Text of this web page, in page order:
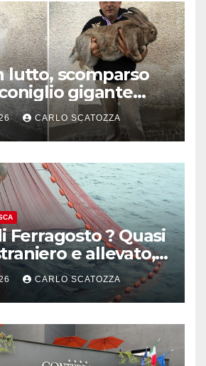
lutto, scomparso
gigante
CARLO SCATOZZA
Ferragosto ? Quasi
e allevato,
CARLO SCATOZZA